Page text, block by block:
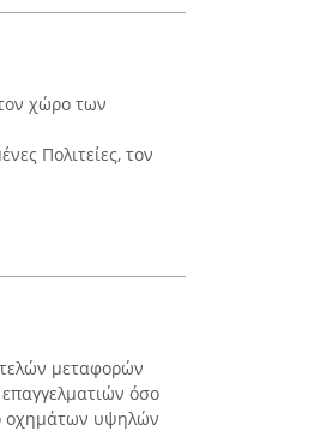
χώρο των
Πολιτείες, τον
μεταφορών
όσο
οχημάτων υψηλών